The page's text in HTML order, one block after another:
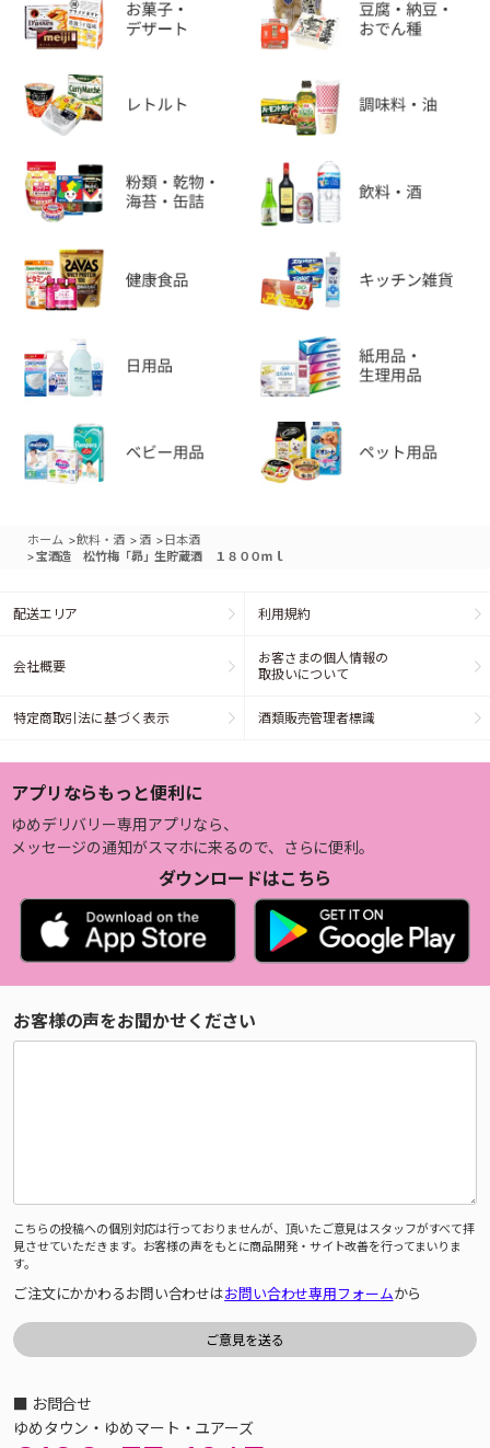
ホーム >飲料・酒 > 酒 > 日本酒
>宝酒造 松竹梅「昴」生貯蔵酒 １８００ｍｌ
配送エリア 利用規約
会社概要
お客さまの個人情報の
取扱いについて
特定商取引法に基づく表示 酒類販売管理者標識
アプリならもっと便利に
ゆめデリバリー専用アプリなら、
メッセージの通知がスマホに来るので、さらに便利。
ダウンロードはこちら
お客様の声をお聞かせください
こちらの投稿への個別対応は行っておりませんが、頂いたご意見はスタッフがすべて拝
見させていただきます。お客様の声をもとに商品開発・サイト改善を行ってまいりま
す。
ご注文にかかわるお問い合わせはお問い合わせ専用フォームから
■ お問合せ
ゆめタウン・ゆめマート・ユアーズ